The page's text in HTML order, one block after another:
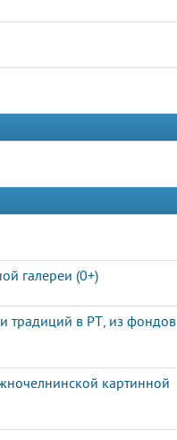
галереи (0+)
традиций в РТ, из фондов
картинной